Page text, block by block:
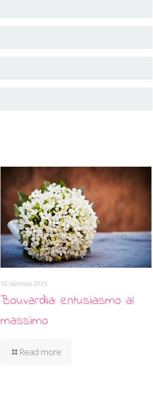
10 Gennaio 2023
Bouvardia: entusiasmo al
massimo
Read more